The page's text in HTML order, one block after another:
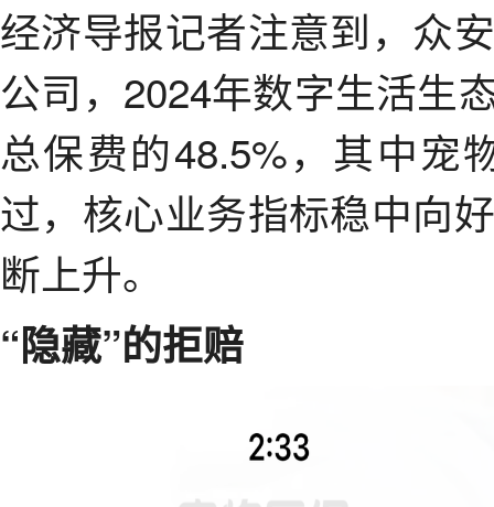
经济导报记者注意到，众
公司，2024年数字生活生
总保费的48.5%，其中宠
过，核心业务指标稳中向
断上升。
“隐藏”的拒赔